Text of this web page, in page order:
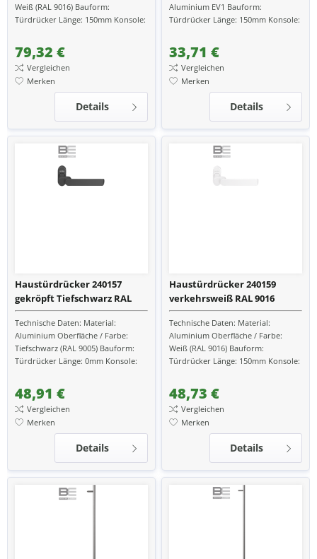
Weiß (RAL 9016) Bauform:
Türdrücker Länge: 150mm Konsole:
Aluminium passend zu...
79,32 €
Vergleichen
Merken
Details
Aluminium EV1 Bauform:
Türdrücker Länge: 150mm Konsole:
Aluminium passend zu...
33,71 €
Vergleichen
Merken
Details
Haustürdrücker 240157
gekröpft Tiefschwarz RAL
9005
Technische Daten: Material:
Aluminium Oberfläche / Farbe:
Tiefschwarz (RAL 9005) Bauform:
Türdrücker Länge: 0mm Konsole:
48,91 €
Vergleichen
Merken
Details
Haustürdrücker 240159
verkehrsweiß RAL 9016
gekröpft
Technische Daten: Material:
Aluminium Oberfläche / Farbe:
Weiß (RAL 9016) Bauform:
Türdrücker Länge: 150mm Konsole:
48,73 €
Vergleichen
Merken
Details